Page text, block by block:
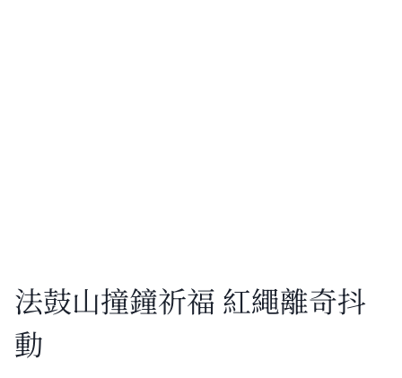
法鼓山撞鐘祈福 紅繩離奇抖
動